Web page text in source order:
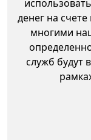
денег на
многими
служб будут